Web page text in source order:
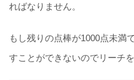
ればなりません。
もし残りの点棒が1000点未満
すことができないのでリーチ